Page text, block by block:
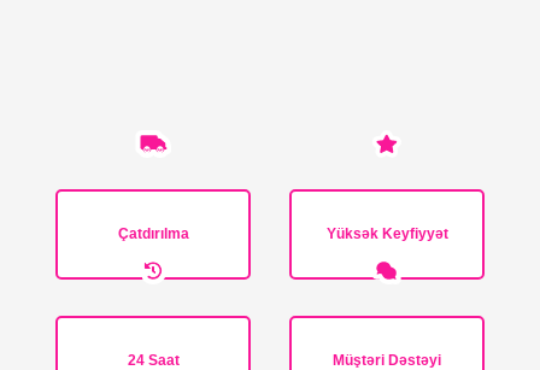
Çatdırılma Yüksək Keyfiyyət
24 Saat Müştəri Dəstəyi